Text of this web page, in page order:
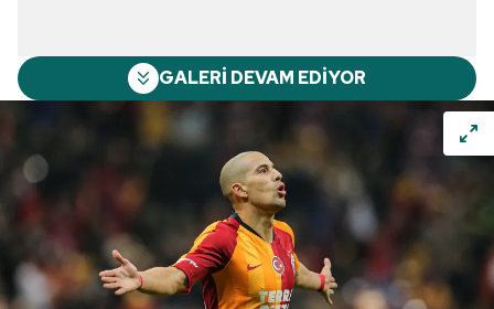
GALERİ DEVAM EDİYOR